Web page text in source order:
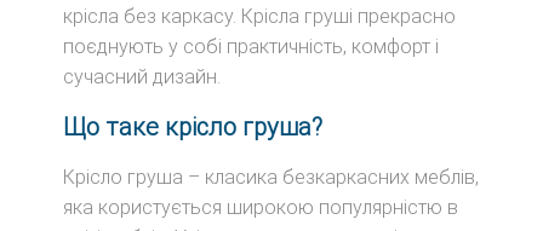
крісла без каркасу. Крісла груші прекрасно
поєднують у собі практичність, комфорт і
сучасний дизайн.
Що таке крісло груша?
Крісло груша – класика безкаркасних меблів,
яка користується широкою популярністю в